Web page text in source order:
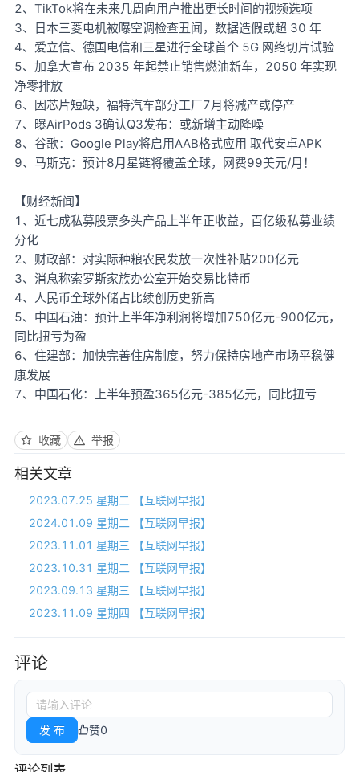
2、TikTok将在未来几周向用户推出更长时间的视频选项
3、日本三菱电机被曝空调检查丑闻，数据造假或超 30 年
4、爱立信、德国电信和三星进行全球首个 5G 网络切片试验
5、加拿大宣布 2035 年起禁止销售燃油新车，2050 年实现
净零排放
6、因芯片短缺，福特汽车部分工厂7月将减产或停产
7、曝AirPods 3确认Q3发布：或新增主动降噪
8、谷歌：Google Play将启用AAB格式应用 取代安卓APK
9、马斯克：预计8月星链将覆盖全球，网费99美元/月！
【财经新闻】
1、近七成私募股票多头产品上半年正收益，百亿级私募业绩
分化
2、财政部：对实际种粮农民发放一次性补贴200亿元
3、消息称索罗斯家族办公室开始交易比特币
4、人民币全球外储占比续创历史新高
5、中国石油：预计上半年净利润将增加750亿元-900亿元，
同比扭亏为盈
6、住建部：加快完善住房制度，努力保持房地产市场平稳健
康发展
7、中国石化：上半年预盈365亿元-385亿元，同比扭亏
收藏 举报
相关文章
2023.07.25 星期二 【互联网早报】
2024.01.09 星期二 【互联网早报】
2023.11.01 星期三 【互联网早报】
2023.10.31 星期二 【互联网早报】
2023.09.13 星期三 【互联网早报】
2023.11.09 星期四 【互联网早报】
评论
发 布 赞0